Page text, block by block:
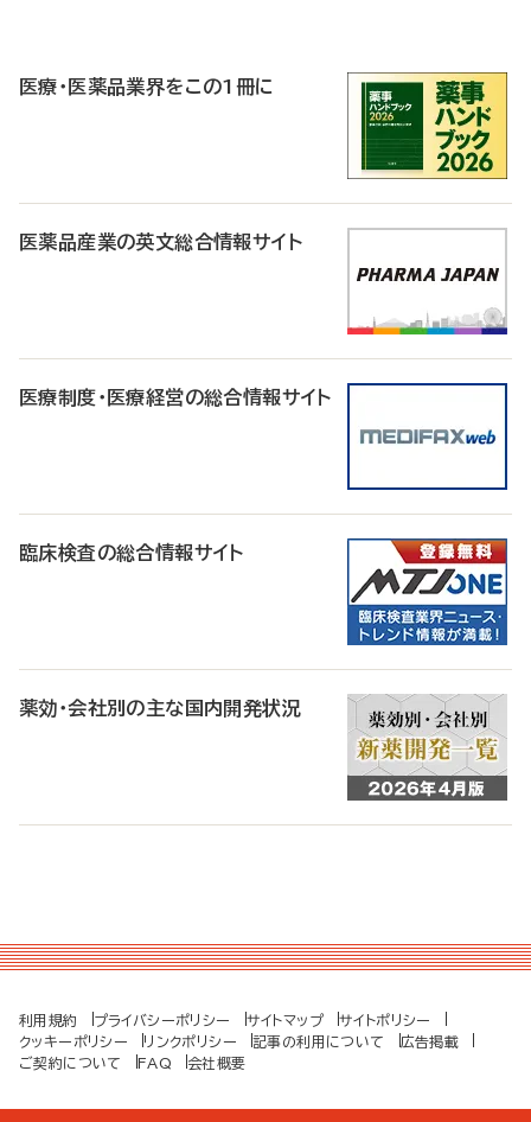
医療・医薬品業界をこの1冊に
医薬品産業の英文総合情報サイト
医療制度・医療経営の総合情報サイト
臨床検査の総合情報サイト
薬効・会社別の主な国内開発状況
利用規約 プライバシーポリシー サイトマップ
サイトポリシー
クッキーポリシー
リンクポリシー 記事の利用について
広告掲載
ご契約について
FAQ 会社概要